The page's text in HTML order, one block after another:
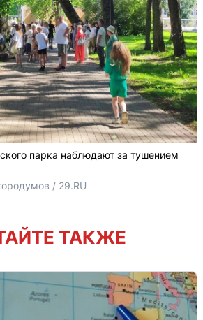
парка наблюдают за тушением
/ 29.RU
ТАКЖЕ